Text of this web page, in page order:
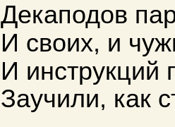
Декаподов
И своих, и
И инструкций
Заучили, как